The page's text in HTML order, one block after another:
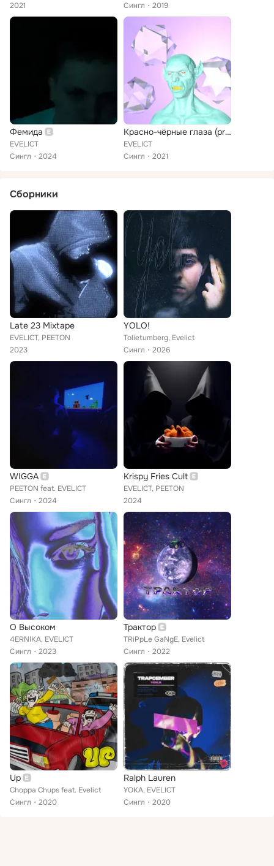
2021
Сингл
2019
Фемида
EVELICT
Сингл
2024
Красно-чёрные глаза (prod. Rollie)
EVELICT
Сингл
2021
Сборники
Late 23 Mixtape
EVELICT, PEETON
2023
YOLO!
Tolietumberg, Evelict
Сингл
2026
WIGGA
PEETON feat. EVELICT
Сингл
2024
Krispy Fries Cult
EVELICT, PEETON
2024
О Высоком
4ERNIKA, EVELICT
Сингл
2023
Трактор
TRiPpLe GaNgE, Evelict
Сингл
2022
Up
Choppa Chups feat. Evelict
Сингл
2020
Ralph Lauren
YOKA, EVELICT
Сингл
2020